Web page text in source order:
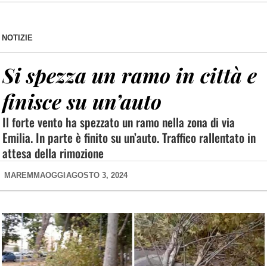
NOTIZIE
Si spezza un ramo in città e
finisce su un’auto
Il forte vento ha spezzato un ramo nella zona di via
Emilia. In parte è finito su un’auto. Traffico rallentato in
attesa della rimozione
MAREMMAOGGI AGOSTO 3, 2024